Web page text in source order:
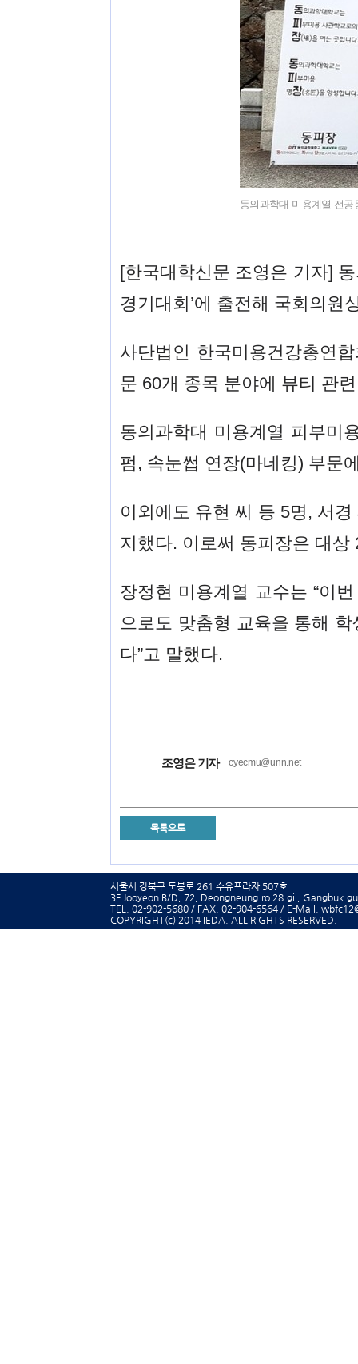
동의과학대 미용계열 전공
[한국대학신문 조영은 기자]
경기대회’에 출전해 국회의원
사단법인 한국미용건강총연
문 60개 종목 분야에 뷰티 관
동의과학대 미용계열 피부미
펌, 속눈썹 연장(마네킹) 부문
이외에도 유현 씨 등 5명, 서
지했다. 이로써 동피장은 대
장정현 미용계열 교수는 “이
으로도 맞춤형 교육을 통해
다”고 말했다.
조영은 기자 cyecmu@unn.net
목록으로
서울시 강북구 도봉로 261 수유프라자 507호
3F Jooyeon B/D, 72, Deongneung-ro 28-gil, Gangbuk-
TEL. 02-902-5680 / FAX. 02-904-6564 / E-Mail.
COPYRIGHT(c) 2014 IEDA. ALL RIGHTS RESERVED.